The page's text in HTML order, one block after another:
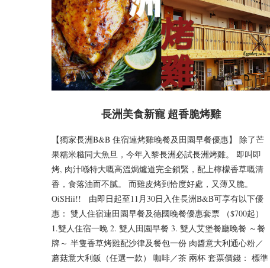
長洲美食新寵 超香脆烤雞
【獨家長洲B&B 住宿連烤雞晚餐及田園早餐優惠】 除了芒
果糯米糍同大魚旦，今年入黎長洲必試長洲烤雞。 即叫即
烤, 肉汁喺特大嘅高溫焗爐道完全鎖緊，配上檸檬香草嘅清
香，食落油而不膩。 而雞皮烤到恰度好處，又薄又脆。
OiSHii!! 由即日起至11月30日入住長洲B&B可享有以下優
惠： 雙人住宿連田園早餐及德國晚餐優惠套票 （$700起）
1.雙人住宿一晚 2. 雙人田園早餐 3. 雙人艾堡餐廳晚餐 ～餐
牌～ 半隻香草烤雞配沙律及餐包一份 肉醬意大利通心粉／
蘑菇意大利飯（任選一款） 咖啡／茶 兩杯 套票價錢： 標準